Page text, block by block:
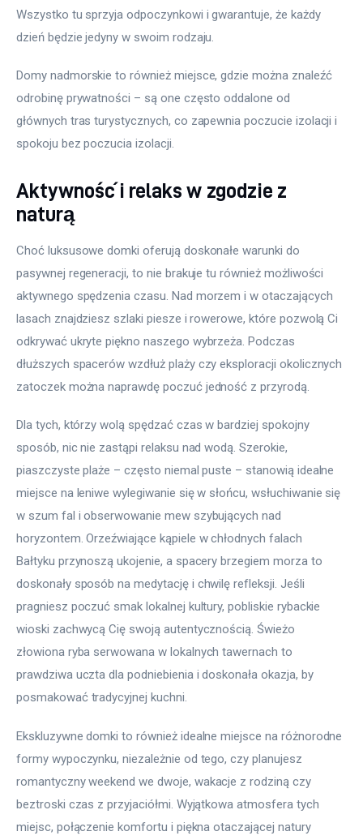
Wszystko tu sprzyja odpoczynkowi i gwarantuje, że każdy
dzień będzie jedyny w swoim rodzaju.
Domy nadmorskie to również miejsce, gdzie można znaleźć
odrobinę prywatności – są one często oddalone od
głównych tras turystycznych, co zapewnia poczucie izolacji i
spokoju bez poczucia izolacji.
Aktywność i relaks w zgodzie z
naturą
Choć luksusowe domki oferują doskonałe warunki do
pasywnej regeneracji, to nie brakuje tu również możliwości
aktywnego spędzenia czasu. Nad morzem i w otaczających
lasach znajdziesz szlaki piesze i rowerowe, które pozwolą Ci
odkrywać ukryte piękno naszego wybrzeża. Podczas
dłuższych spacerów wzdłuż plaży czy eksploracji okolicznych
zatoczek można naprawdę poczuć jedność z przyrodą.
Dla tych, którzy wolą spędzać czas w bardziej spokojny
sposób, nic nie zastąpi relaksu nad wodą. Szerokie,
piaszczyste plaże – często niemal puste – stanowią idealne
miejsce na leniwe wylegiwanie się w słońcu, wsłuchiwanie się
w szum fal i obserwowanie mew szybujących nad
horyzontem. Orzeźwiające kąpiele w chłodnych falach
Bałtyku przynoszą ukojenie, a spacery brzegiem morza to
doskonały sposób na medytację i chwilę refleksji. Jeśli
pragniesz poczuć smak lokalnej kultury, pobliskie rybackie
wioski zachwycą Cię swoją autentycznością. Świeżo
złowiona ryba serwowana w lokalnych tawernach to
prawdziwa uczta dla podniebienia i doskonała okazja, by
posmakować tradycyjnej kuchni.
Ekskluzywne domki to również idealne miejsce na różnorodne
formy wypoczynku, niezależnie od tego, czy planujesz
romantyczny weekend we dwoje, wakacje z rodziną czy
beztroski czas z przyjaciółmi. Wyjątkowa atmosfera tych
miejsc, połączenie komfortu i piękna otaczającej natury